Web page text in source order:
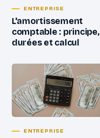
ENTREPRISE
L'amortissement
comptable : principe,
durées et calcul
ENTREPRISE